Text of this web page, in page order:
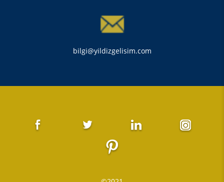
bilgi@yildizgelisim.com